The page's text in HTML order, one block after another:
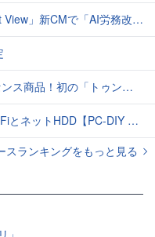
働き方をAIが分析したら「すぐに休んで」と言われる？
トゥンク」公式LINEスタンプ、販売開始
トHDD【PC-DIY 秋の陣】
スランキングをもっと見る
」